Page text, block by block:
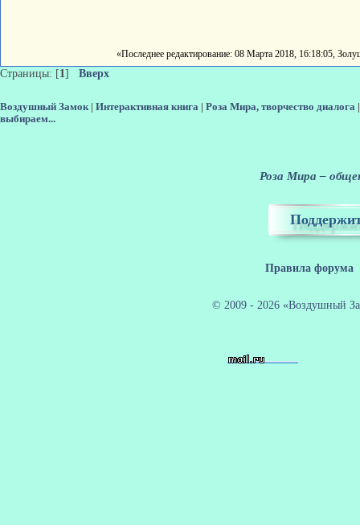
«Последнее редактирование: 08 Марта 2018, 16:18:05,
Страницы: [1] Вверх
Воздушный Замок| Интерактивная книга | Роза Мира, творчество диалога
выбираем...
Роза Мира –
Правила форума
© 2009 - 2026 «Воздушный